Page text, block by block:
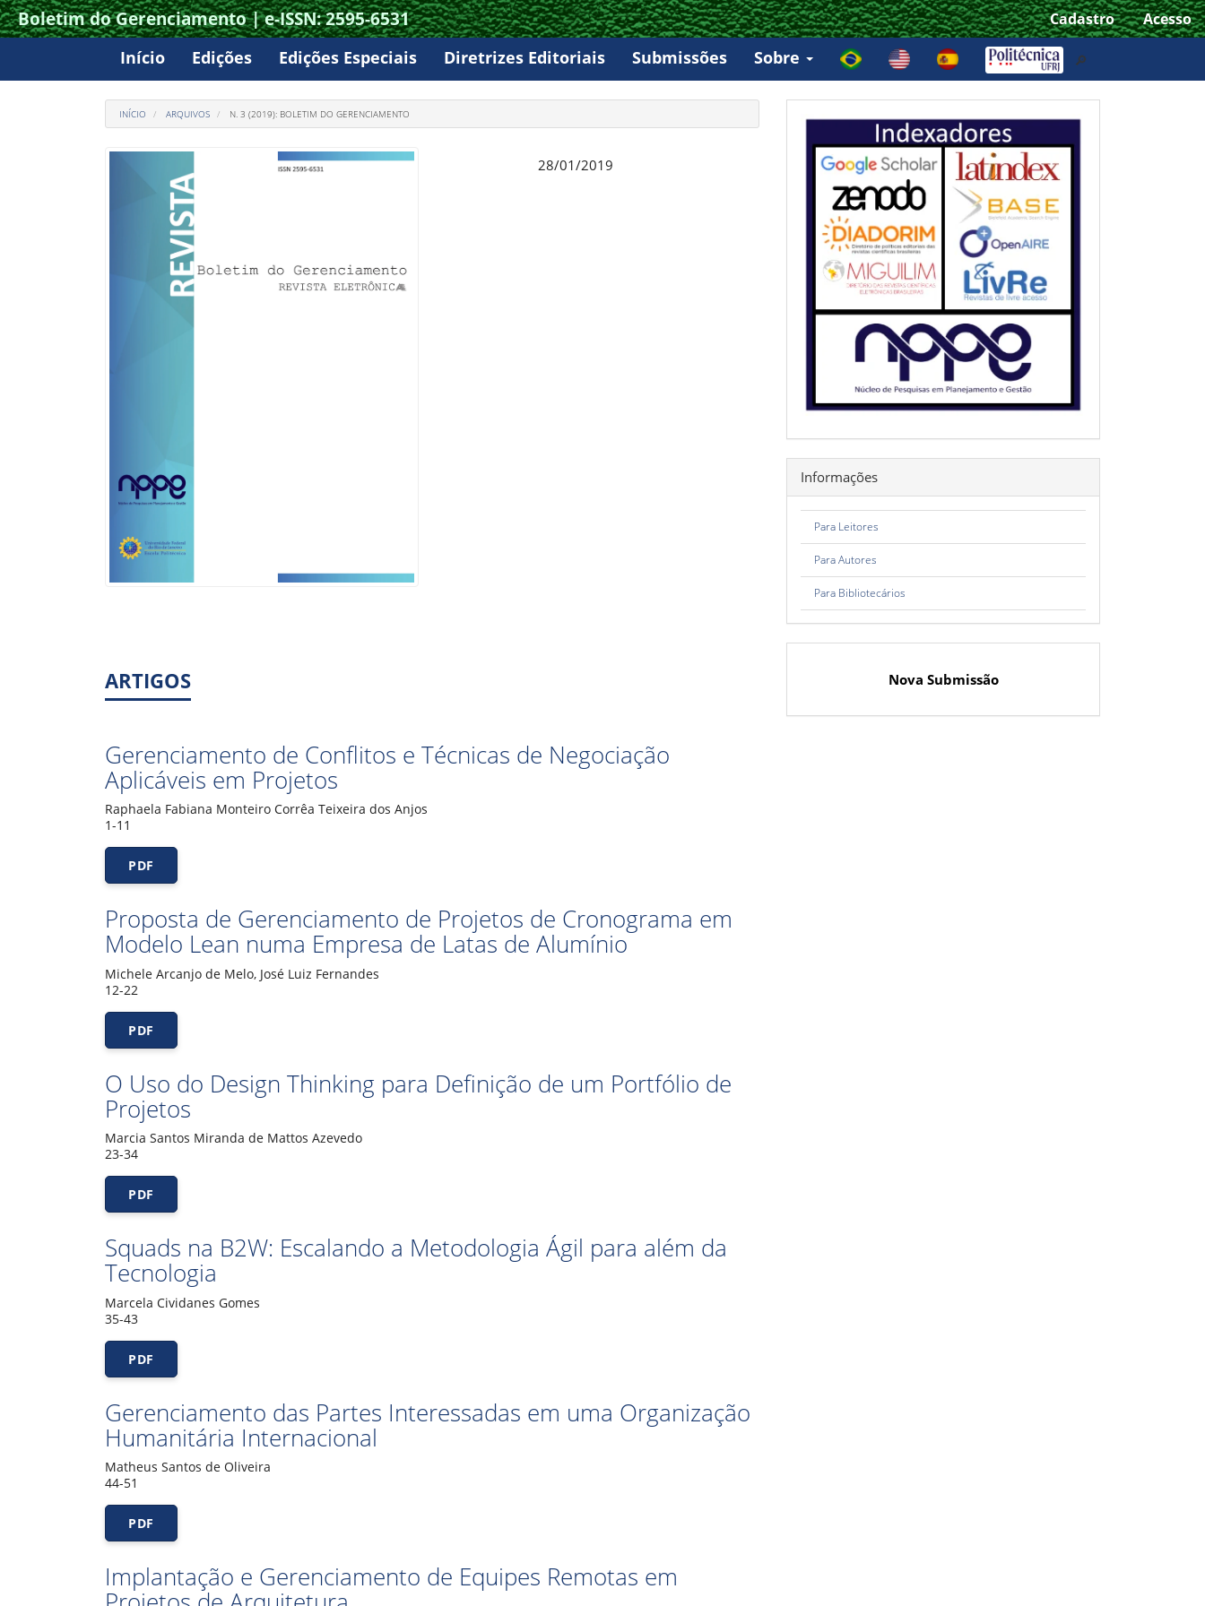
Acesso
para
conteúdo
Boletim do Gerenciamento | e-ISSN: 2595-6531 Cadastro Acesso
Início Edições Edições Especiais Diretrizes Editoriais Submissões Sobre 🔎
INÍCIO ARQUIVOS N. 3 (2019): BOLETIM DO GERENCIAMENTO
28/01/2019
ARTIGOS
Gerenciamento de Conflitos e Técnicas de Negociação
Aplicáveis em Projetos
Raphaela Fabiana Monteiro Corrêa Teixeira dos Anjos
1-11
PDF
Proposta de Gerenciamento de Projetos de Cronograma em
Modelo Lean numa Empresa de Latas de Alumínio
Michele Arcanjo de Melo, José Luiz Fernandes
12-22
PDF
O Uso do Design Thinking para Definição de um Portfólio de
Projetos
Marcia Santos Miranda de Mattos Azevedo
23-34
PDF
Squads na B2W: Escalando a Metodologia Ágil para além da
Tecnologia
Marcela Cividanes Gomes
35-43
PDF
Gerenciamento das Partes Interessadas em uma Organização
Humanitária Internacional
Matheus Santos de Oliveira
44-51
PDF
Implantação e Gerenciamento de Equipes Remotas em
Informações
Para Leitores
Para Autores
Para Bibliotecários
Nova Submissão